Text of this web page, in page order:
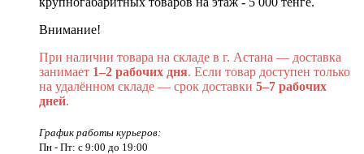
Внимание!
При наличии товара на складе в г. Астана — доставка
занимает 1–2 рабочих дня. Если товар доступен только
на удалённом складе — срок доставки 5–7 рабочих
дней.
График работы курьеров:
Пн - Пт: с 9:00 до 19:00